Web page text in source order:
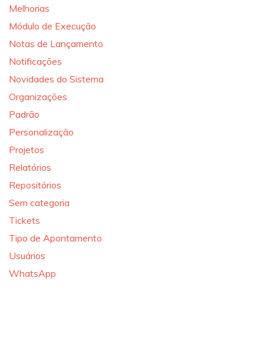
Melhorias
Módulo de Execução
Notas de Lançamento
Notificações
Novidades do Sistema
Organizações
Padrão
Personalização
Projetos
Relatórios
Repositórios
Sem categoria
Tickets
Tipo de Apontamento
Usuários
WhatsApp